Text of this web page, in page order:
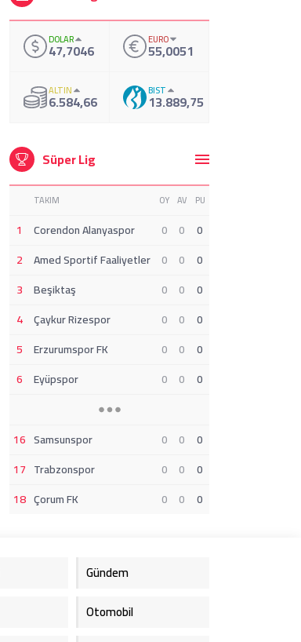
DOLAR
47,7046 EURO
55,0051
ALTIN
6.584,66 BIST
13.889,75
Süper Lig
TAKIM OY AV PU
1 Corendon Alanyaspor 0 0
0
2 Amed Sportif Faaliyetler 0 0
0
3 Beşiktaş 0 0
0
4 Çaykur Rizespor 0 0
0
5 Erzurumspor FK 0 0
0
6 Eyüpspor 0 0 0
16 Samsunspor 0 0
0
17 Trabzonspor 0 0
0
18 Çorum FK 0 0 0
Gündem
Otomobil